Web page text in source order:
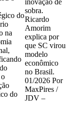
do
na
do
inovação de
sobra.
Ricardo
Amorim
explica por
que SC virou
modelo
econômico
no Brasil.
01/2026 Por
MaxPires /
JDV –